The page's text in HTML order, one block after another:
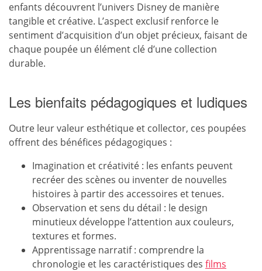
enfants découvrent l’univers Disney de manière
tangible et créative. L’aspect exclusif renforce le
sentiment d’acquisition d’un objet précieux, faisant de
chaque poupée un élément clé d’une collection
durable.
Les bienfaits pédagogiques et ludiques
Outre leur valeur esthétique et collector, ces poupées
offrent des bénéfices pédagogiques :
Imagination et créativité : les enfants peuvent
recréer des scènes ou inventer de nouvelles
histoires à partir des accessoires et tenues.
Observation et sens du détail : le design
minutieux développe l’attention aux couleurs,
textures et formes.
Apprentissage narratif : comprendre la
chronologie et les caractéristiques des films